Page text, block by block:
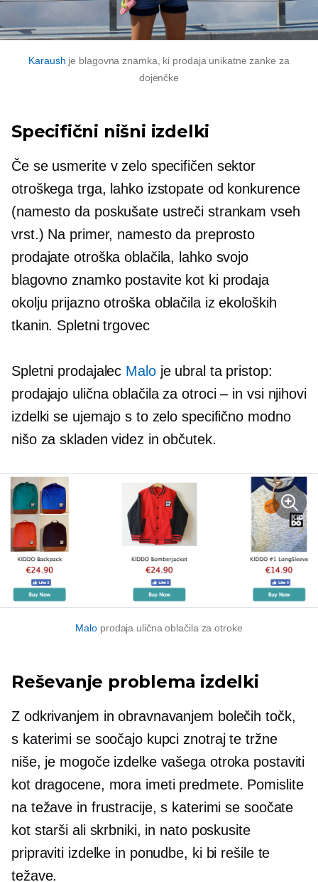
Karaush je blagovna znamka, ki prodaja unikatne zanke za
dojenčke
Specifični nišni izdelki
Če se usmerite v zelo specifičen sektor
otroškega trga, lahko izstopate od konkurence
(namesto da poskušate ustreči strankam vseh
vrst.) Na primer, namesto da preprosto
prodajate otroška oblačila, lahko svojo
blagovno znamko postavite kot ki prodaja
okolju prijaznootroška oblačila iz ekoloških
tkanin. Spletni trgovec
Spletni prodajalec Maloje ubral ta pristop:
prodajajo ulična oblačila zaotroci – in vsi njihovi
izdelki se ujemajo s to zelo specifično modno
nišo za skladen videz in občutek.
Malo prodaja ulična oblačila za otroke
Reševanje problema izdelki
Z odkrivanjem in obravnavanjem bolečih točk,
s katerimi se soočajo kupci znotraj te tržne
niše, je mogoče izdelke vašega otroka postaviti
kot dragocene, mora imetipredmete. Pomislite
na težave in frustracije, s katerimi se soočate
kot starši ali skrbniki, in nato poskusite
pripraviti izdelke in ponudbe, ki bi rešile te
težave.